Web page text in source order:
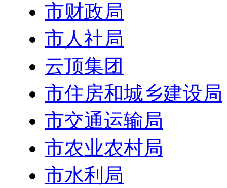
市财政局
市人社局
云顶集团
市住房和城乡建设局
市交通运输局
市农业农村局
市水利局